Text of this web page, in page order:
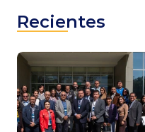
Recientes